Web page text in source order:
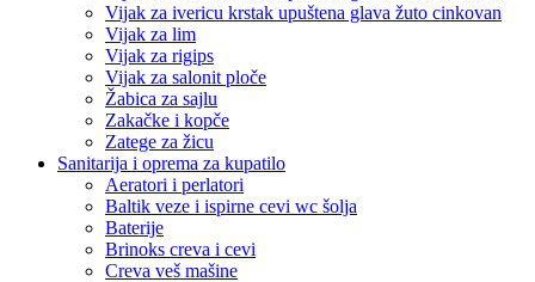
Vijak za ivericu krstak upuštena glava žuto cinkovan
Vijak za lim
Vijak za rigips
Vijak za salonit ploče
Žabica za sajlu
Zakačke i kopče
Zatege za žicu
Sanitarija i oprema za kupatilo
Aeratori i perlatori
Baltik veze i ispirne cevi wc šolja
Baterije
Brinoks creva i cevi
Creva veš mašine